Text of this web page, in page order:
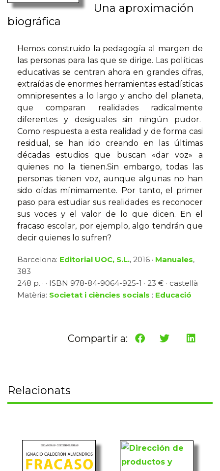
Una aproximación
biográfica
Hemos construido la pedagogía al margen de
las personas para las que se dirige. Las políticas
educativas se centran ahora en grandes cifras,
extraídas de enormes herramientas estadísticas
omnipresentes a lo largo y ancho del planeta,
que comparan realidades radicalmente
diferentes y desiguales sin ningún pudor.
Como respuesta a esta realidad y de forma casi
residual, se han ido creando en las últimas
décadas estudios que buscan «dar voz» a
quienes no la tienen.Sin embargo, todas las
personas tienen voz, aunque algunas no han
sido oídas mínimamente. Por tanto, el primer
paso para estudiar sus realidades es reconocer
sus voces y el valor de lo que dicen. En el
fracaso escolar, por ejemplo, algo tendrán que
decir quienes lo sufren?
Barcelona: Editorial UOC, S.L., 2016 · Manuales,
383
248 p. · · ISBN 978-84-9064-925-1 · 23 € · castellà
Matèria: Societat i ciències socials : Educació
Compartir a:
Relacionats